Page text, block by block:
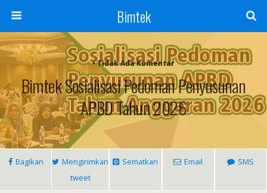
Bimtek
• Tidak Ada Komentar
Bimtek Sosialisasi Pedoman Penyusunan
APBD Tahun 2026
Bagikan
Mengirimkan
tweet
Sematkan Email SMS